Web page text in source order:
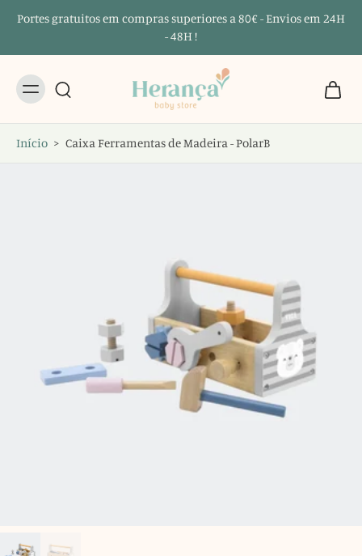
Portes gratuitos em compras superiores a 80€ - Envios em 24H
- 48H !
Início > Caixa Ferramentas de Madeira - PolarB